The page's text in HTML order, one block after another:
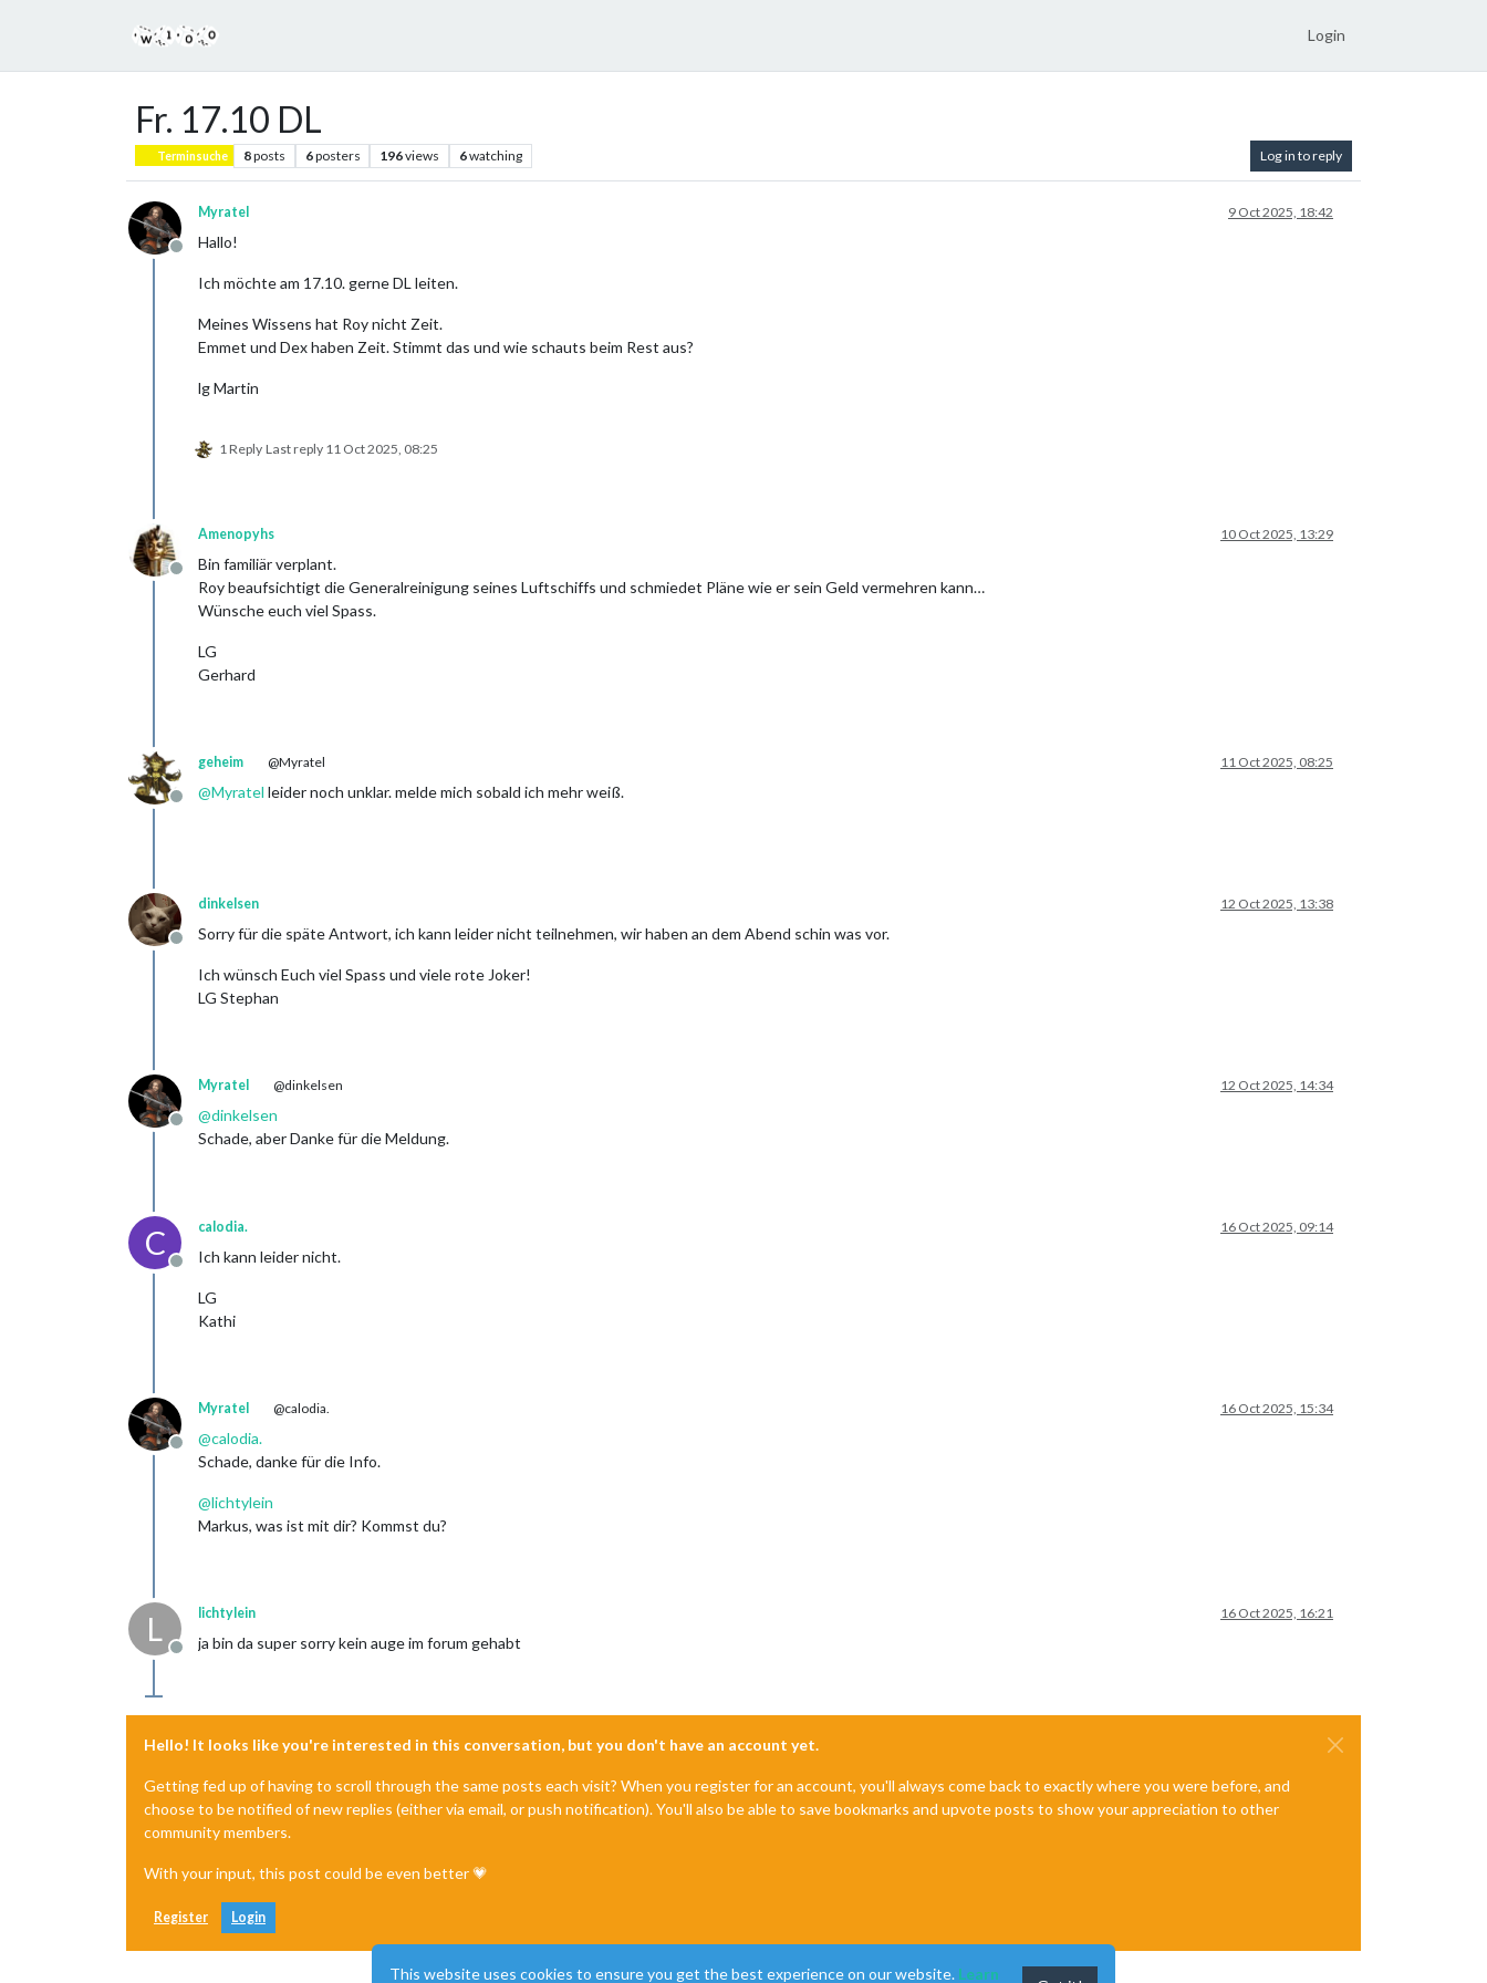
Login
Fr. 17.10 DL
Terminsuche 8posts 6posters 196views 6watching Log in to reply
Offline
Myratel 9 Oct 2025, 18:42
Hallo!
Ich möchte am 17.10. gerne DL leiten.
Meines Wissens hat Roy nicht Zeit.
Emmet und Dex haben Zeit. Stimmt das und wie schauts beim Rest aus?
lg Martin
1 Reply Last reply 11 Oct 2025, 08:25
Offline
Amenopyhs 10 Oct 2025, 13:29
Bin familiär verplant.
Roy beaufsichtigt die Generalreinigung seines Luftschiffs und schmiedet Pläne wie er sein Geld vermehren kann…
Wünsche euch viel Spass.
LG
Gerhard
Offline
geheim @Myratel 11 Oct 2025, 08:25
@Myratel leider noch unklar. melde mich sobald ich mehr weiß.
Offline
dinkelsen 12 Oct 2025, 13:38
Sorry für die späte Antwort, ich kann leider nicht teilnehmen, wir haben an dem Abend schin was vor.
Ich wünsch Euch viel Spass und viele rote Joker!
LG Stephan
Offline
Myratel @dinkelsen 12 Oct 2025, 14:34
@dinkelsen
Schade, aber Danke für die Meldung.
C
Offline
calodia. 16 Oct 2025, 09:14
Ich kann leider nicht.
LG
Kathi
Offline
Myratel @calodia. 16 Oct 2025, 15:34
@calodia.
Schade, danke für die Info.
@lichtylein
Markus, was ist mit dir? Kommst du?
L
Offline
lichtylein 16 Oct 2025, 16:21
ja bin da super sorry kein auge im forum gehabt
Hello! It looks like you're interested in this conversation, but you don't have an account yet.
Getting fed up of having to scroll through the same posts each visit? When you register for an account, you'll always come back to exactly where you were before, and
choose to be notified of new replies (either via email, or push notification). You'll also be able to save bookmarks and upvote posts to show your appreciation to other
community members.
With your input, this post could be even better 💗
Register Login
This website uses cookies to ensure you get the best experience on our website. Learn